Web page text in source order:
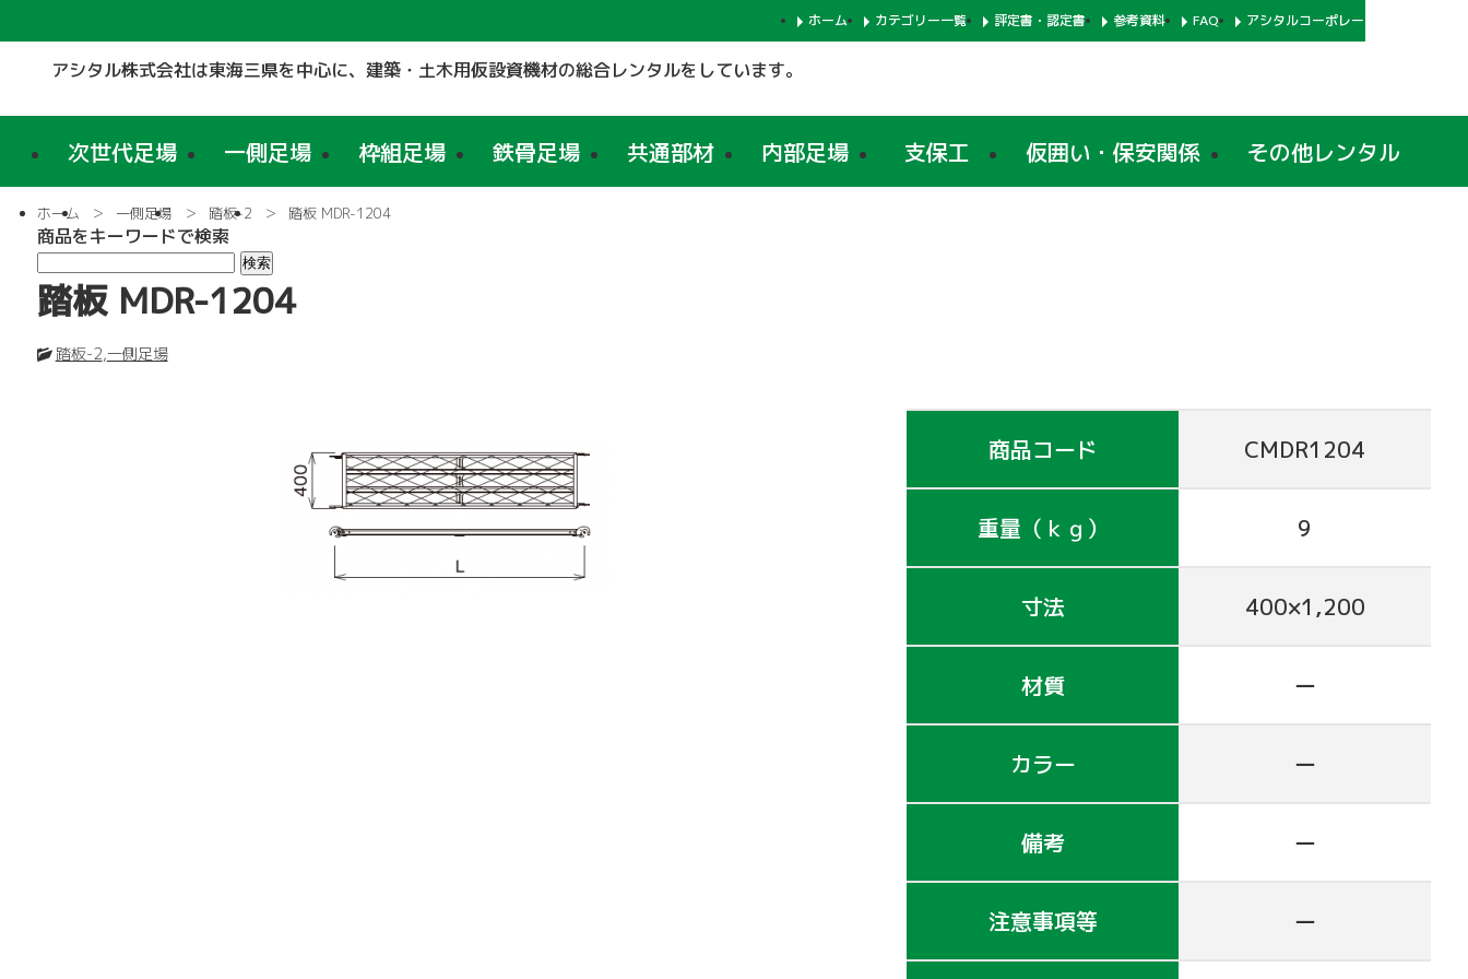
アシタル株式会社は東海三県を中心に、 建築・土木用仮設資機材の総合レンタルをしています。
次世代足場 一側足場 枠組足場 鉄骨足場 共通部材 内部足場 支保工 仮囲い・保安関係 その他レンタル
ホーム カテゴリー一覧 評定書・認定書 参考資料 FAQ アシタルコーポレートサイト
ホーム 一側足場 踏板-2 踏板 MDR-1204
商品をキーワードで検索
踏板 MDR-1204
一側足場
,
踏板-2
商品コード CMDR1204
重量（ｋｇ） 9
寸法 400×1,200
材質 ー
カラー ー
備考 ー
注意事項等 ー